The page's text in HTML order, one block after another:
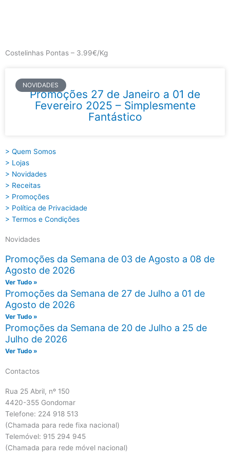
Costelinhas Pontas – 3.99€/Kg
NOVIDADES
Promoções 27 de Janeiro a 01 de
Fevereiro 2025 – Simplesmente
Fantástico
> Quem Somos
> Lojas
> Novidades
> Receitas
> Promoções
> Política de Privacidade
> Termos e Condições
Novidades
Promoções da Semana de 03 de Agosto a 08 de
Agosto de 2026
Ver Tudo »
Promoções da Semana de 27 de Julho a 01 de
Agosto de 2026
Ver Tudo »
Promoções da Semana de 20 de Julho a 25 de
Julho de 2026
Ver Tudo »
Contactos
Rua 25 Abril, nº 150
4420-355 Gondomar
Telefone: 224 918 513
(Chamada para rede fixa nacional)
Telemóvel: 915 294 945
(Chamada para rede móvel nacional)